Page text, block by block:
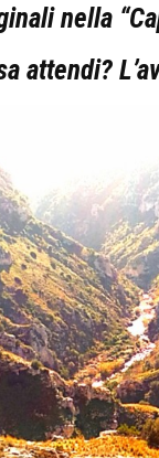
nella
attendi?